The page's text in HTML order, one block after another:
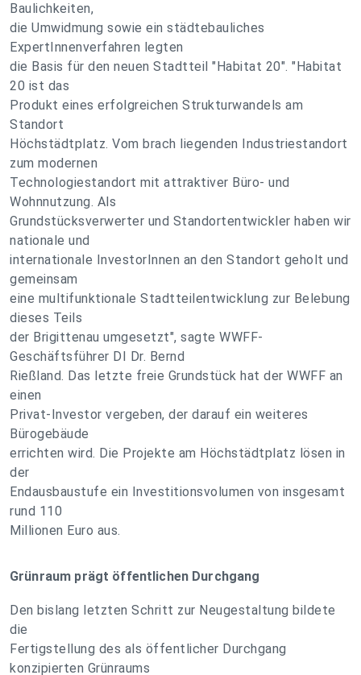
Baulichkeiten,
die Umwidmung sowie ein städtebauliches
ExpertInnenverfahren legten
die Basis für den neuen Stadtteil "Habitat 20". "Habitat
20 ist das
Produkt eines erfolgreichen Strukturwandels am
Standort
Höchstädtplatz. Vom brach liegenden Industriestandort
zum modernen
Technologiestandort mit attraktiver Büro- und
Wohnnutzung. Als
Grundstücksverwerter und Standortentwickler haben wir
nationale und
internationale InvestorInnen an den Standort geholt und
gemeinsam
eine multifunktionale Stadtteilentwicklung zur Belebung
dieses Teils
der Brigittenau umgesetzt", sagte WWFF-
Geschäftsführer DI Dr. Bernd
Rießland. Das letzte freie Grundstück hat der WWFF an
einen
Privat-Investor vergeben, der darauf ein weiteres
Bürogebäude
errichten wird. Die Projekte am Höchstädtplatz lösen in
der
Endausbaustufe ein Investitionsvolumen von insgesamt
rund 110
Millionen Euro aus.
Grünraum prägt öffentlichen Durchgang
Den bislang letzten Schritt zur Neugestaltung bildete
die
Fertigstellung des als öffentlicher Durchgang
konzipierten Grünraums